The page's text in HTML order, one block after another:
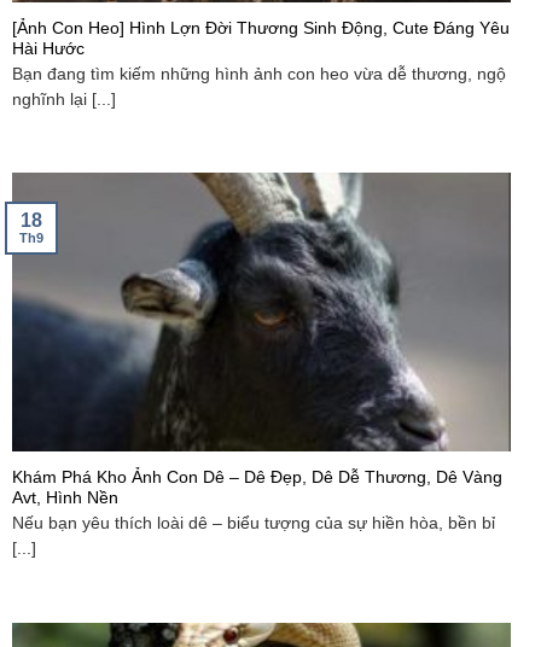
[Ảnh Con Heo] Hình Lợn Đời Thương Sinh Động, Cute Đáng Yêu
Hài Hước
Bạn đang tìm kiếm những hình ảnh con heo vừa dễ thương, ngộ
nghĩnh lại [...]
Khám Phá Kho Ảnh Con Dê – Dê Đẹp, Dê Dễ Thương, Dê Vàng
Avt, Hình Nền
Nếu bạn yêu thích loài dê – biểu tượng của sự hiền hòa, bền bỉ
[...]
18
Th9